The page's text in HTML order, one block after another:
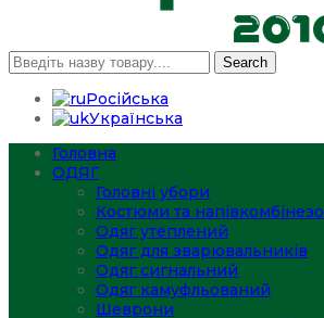
Search
Російська
Українська
Головна
ОДЯГ
Головні убори
Костюми та
Одяг утеплений
Одяг для зварювальників
Одяг сигнальний
Одяг камуфльований
Шеврони